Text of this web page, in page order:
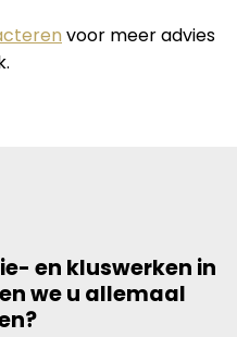
voor meer advies
en kluswerken in
we u allemaal